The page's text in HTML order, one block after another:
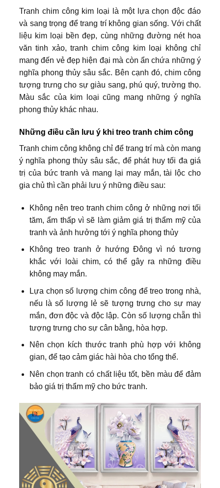
Tranh chim công kim loại là một lựa chọn độc đáo
và sang trọng để trang trí không gian sống. Với chất
liệu kim loại bền đẹp, cùng những đường nét hoa
văn tinh xảo, tranh chim công kim loại không chỉ
mang đến vẻ đẹp hiện đại mà còn ẩn chứa những ý
nghĩa phong thủy sâu sắc. Bên cạnh đó, chim công
tượng trưng cho sự giàu sang, phú quý, trường thọ.
Màu sắc của kim loại cũng mang những ý nghĩa
phong thủy khác nhau.
Những điều cần lưu ý khi treo tranh chim công
Tranh chim công không chỉ để trang trí mà còn mang
ý nghĩa phong thủy sâu sắc, để phát huy tối đa giá
trị của bức tranh và mang lại may mắn, tài lộc cho
gia chủ thì cần phải lưu ý những điều sau:
Không nên treo tranh chim công ở những nơi tối
tăm, ẩm thấp vì sẽ làm giảm giá trị thẩm mỹ của
tranh và ảnh hưởng tới ý nghĩa phong thủy
Không treo tranh ở hướng Đông vì nó tương
khắc với loài chim, có thể gây ra những điều
không may mắn.
Lựa chọn số lượng chim công để treo trong nhà,
nếu là số lượng lẻ sẽ tượng trưng cho sự may
mắn, đơn độc và độc lập. Còn số lượng chẵn thì
tượng trưng cho sự cân bằng, hòa hợp.
Nên chọn kích thước tranh phù hợp với không
gian, để tạo cảm giác hài hòa cho tổng thể.
Nên chọn tranh có chất liệu tốt, bền màu để đảm
bảo giá trị thẩm mỹ cho bức tranh.